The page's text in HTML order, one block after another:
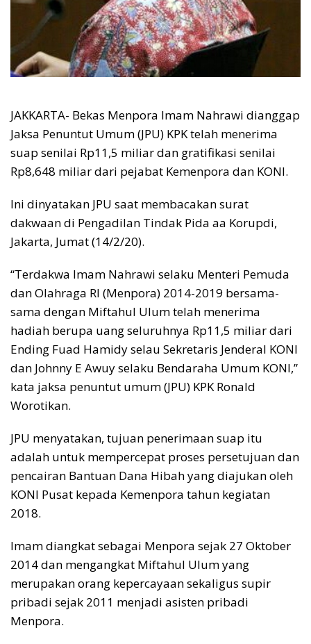
JAKKARTA- Bekas Menpora Imam Nahrawi dianggap
Jaksa Penuntut Umum (JPU) KPK telah menerima
suap senilai Rp11,5 miliar dan gratifikasi senilai
Rp8,648 miliar dari pejabat Kemenpora dan KONI.
Ini dinyatakan JPU saat membacakan surat
dakwaan di Pengadilan Tindak Pida aa Korupdi,
Jakarta, Jumat (14/2/20).
“Terdakwa Imam Nahrawi selaku Menteri Pemuda
dan Olahraga RI (Menpora) 2014-2019 bersama-
sama dengan Miftahul Ulum telah menerima
hadiah berupa uang seluruhnya Rp11,5 miliar dari
Ending Fuad Hamidy selau Sekretaris Jenderal KONI
dan Johnny E Awuy selaku Bendaraha Umum KONI,”
kata jaksa penuntut umum (JPU) KPK Ronald
Worotikan.
JPU menyatakan, tujuan penerimaan suap itu
adalah untuk mempercepat proses persetujuan dan
pencairan Bantuan Dana Hibah yang diajukan oleh
KONI Pusat kepada Kemenpora tahun kegiatan
2018.
Imam diangkat sebagai Menpora sejak 27 Oktober
2014 dan mengangkat Miftahul Ulum yang
merupakan orang kepercayaan sekaligus supir
pribadi sejak 2011 menjadi asisten pribadi
Menpora.